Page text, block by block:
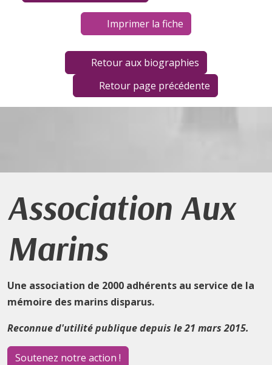
Imprimer la fiche
Retour aux biographies
Retour page précédente
Association Aux
Marins
Une association de 2000 adhérents au service de la
mémoire des marins disparus.
Reconnue d'utilité publique depuis le 21 mars 2015.
Soutenez notre action !